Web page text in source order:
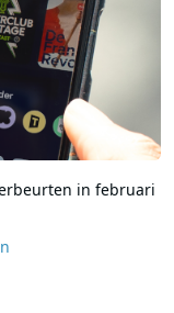
in februari